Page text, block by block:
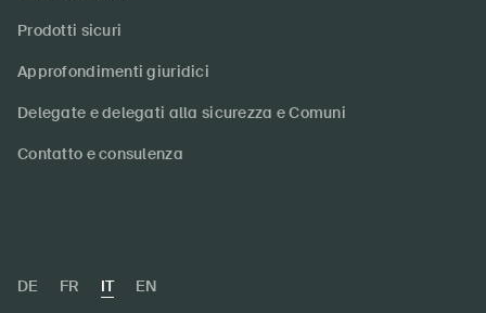
Prodotti sicuri
Approfondimenti giuridici
Delegate e delegati alla sicurezza e Comuni
Contatto e consulenza
DE FR IT EN